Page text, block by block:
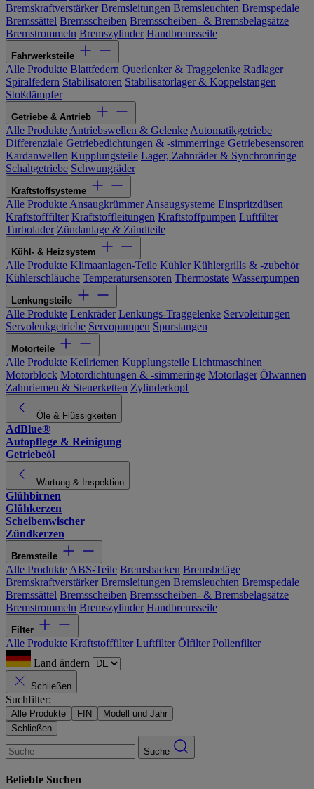
Bremskraftverstärker Bremsleitungen Bremsleuchten Bremspedale
Bremssättel Bremsscheiben Bremsscheiben- & Bremsbelagsätze
Bremstrommeln Bremszylinder Handbremsseile
Fahrwerksteile
Alle Produkte Blattfedern Querlenker & Traggelenke Radlager
Spiralfedern Stabilisatoren Stabilisatorlager & Koppelstangen
Stoßdämpfer
Getriebe & Antrieb
Alle Produkte Antriebswellen & Gelenke Automatikgetriebe
Differenziale Getriebedichtungen & -simmerringe Getriebesensoren
Kardanwellen Kupplungsteile Lager, Zahnräder & Synchronringe
Schaltgetriebe Schwungräder
Kraftstoffsysteme
Alle Produkte Ansaugkrümmer Ansaugsysteme Einspritzdüsen
Kraftstofffilter Kraftstoffleitungen Kraftstoffpumpen Luftfilter
Turbolader Zündanlage & Zündteile
Kühl- & Heizsystem
Alle Produkte Klimaanlagen-Teile Kühler Kühlergrills & -zubehör
Kühlerschläuche Temperatursensoren Thermostate Wasserpumpen
Lenkungsteile
Alle Produkte Lenkräder Lenkungs-Traggelenke Servoleitungen
Servolenkgetriebe Servopumpen Spurstangen
Motorteile
Alle Produkte Keilriemen Kupplungsteile Lichtmaschinen
Motorblock Motordichtungen & -simmeringe Motorlager Ölwannen
Zahnriemen & Steuerketten Zylinderkopf
Öle & Flüssigkeiten
AdBlue®
Autopflege & Reinigung
Getriebeöl
Wartung & Inspektion
Glühbirnen
Glühkerzen
Scheibenwischer
Zündkerzen
Bremsteile
Alle Produkte ABS-Teile Bremsbacken Bremsbeläge
Bremskraftverstärker Bremsleitungen Bremsleuchten Bremspedale
Bremssättel Bremsscheiben Bremsscheiben- & Bremsbelagsätze
Bremstrommeln Bremszylinder Handbremsseile
Filter
Alle Produkte Kraftstofffilter Luftfilter Ölfilter Pollenfilter
Land ändern
Schließen
Suchfilter:
Alle Produkte FIN
Modell und Jahr
Schließen
Suche
Beliebte Suchen